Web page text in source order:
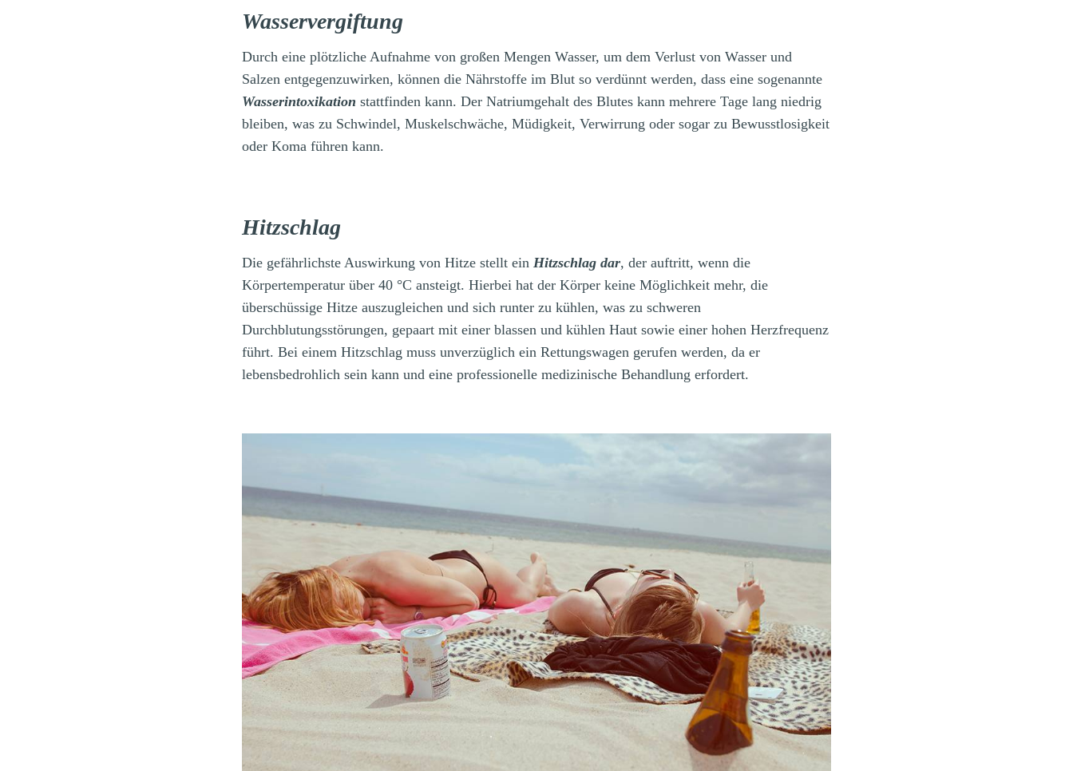
Wasservergiftung
Durch eine plötzliche Aufnahme von großen Mengen Wasser, um dem Verlust von Wasser und
Salzen entgegenzuwirken, können die Nährstoffe im Blut so verdünnt werden, dass eine sogenannte
Wasserintoxikation stattfinden kann. Der Natriumgehalt des Blutes kann mehrere Tage lang niedrig
bleiben, was zu Schwindel, Muskelschwäche, Müdigkeit, Verwirrung oder sogar zu Bewusstlosigkeit
oder Koma führen kann.
Hitzschlag
Die gefährlichste Auswirkung von Hitze stellt ein Hitzschlag dar, der auftritt, wenn die
Körpertemperatur über 40 °C ansteigt. Hierbei hat der Körper keine Möglichkeit mehr, die
überschüssige Hitze auszugleichen und sich runter zu kühlen, was zu schweren
Durchblutungsstörungen, gepaart mit einer blassen und kühlen Haut sowie einer hohen Herzfrequenz
führt. Bei einem Hitzschlag muss unverzüglich ein Rettungswagen gerufen werden, da er
lebensbedrohlich sein kann und eine professionelle medizinische Behandlung erfordert.